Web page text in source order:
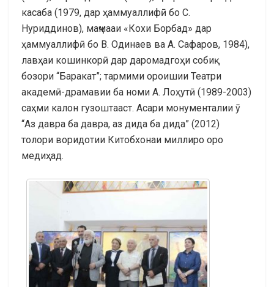
касаба (1979, дар ҳаммуаллифӣ бо С.
Нуриддинов), маҷмааи «Кохи Борбад» дар
ҳаммуаллифӣ бо В. Одинаев ва А. Сафаров, 1984),
лавҳаи кошинкорӣ дар даромадгоҳи собиқ
бозори “Баракат”; тармими ороишии Театри
академӣ-драмавии ба номи А. Лоҳутӣ (1989-2003)
саҳми калон гузоштааст. Асари монументалии ӯ
“Аз давра ба давра, аз дида ба дида” (2012)
толори воридотии Китобхонаи миллиро оро
медиҳад.